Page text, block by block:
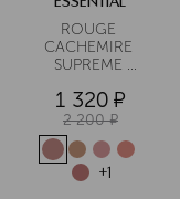
ROUGE
CACHEMIRE
SUPREME
1 320 ¤
2 200 ¤
+1